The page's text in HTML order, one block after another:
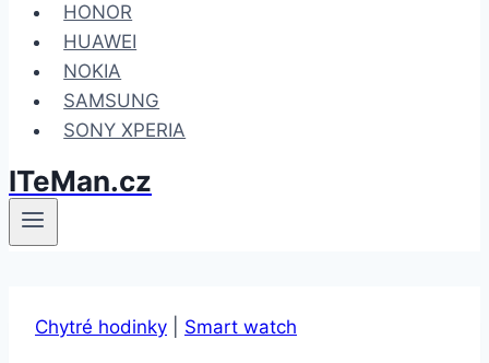
HONOR
HUAWEI
NOKIA
SAMSUNG
SONY XPERIA
ITeMan.cz
Chytré hodinky Smart watch